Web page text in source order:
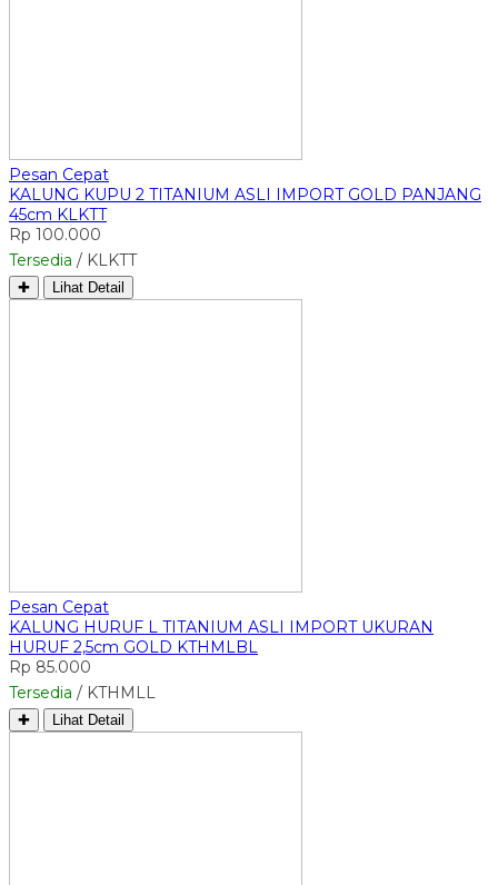
Pesan Cepat
KALUNG KUPU 2 TITANIUM ASLI IMPORT GOLD PANJANG
45cm KLKTT
Rp 100.000
Tersedia / KLKTT
✚ Lihat Detail
Pesan Cepat
KALUNG HURUF L TITANIUM ASLI IMPORT UKURAN
HURUF 2,5cm GOLD KTHMLBL
Rp 85.000
Tersedia / KTHMLL
✚ Lihat Detail